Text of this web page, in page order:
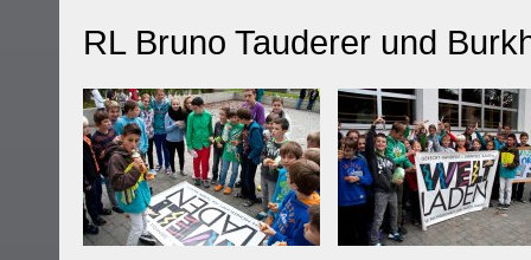
RL Bruno Tauderer und